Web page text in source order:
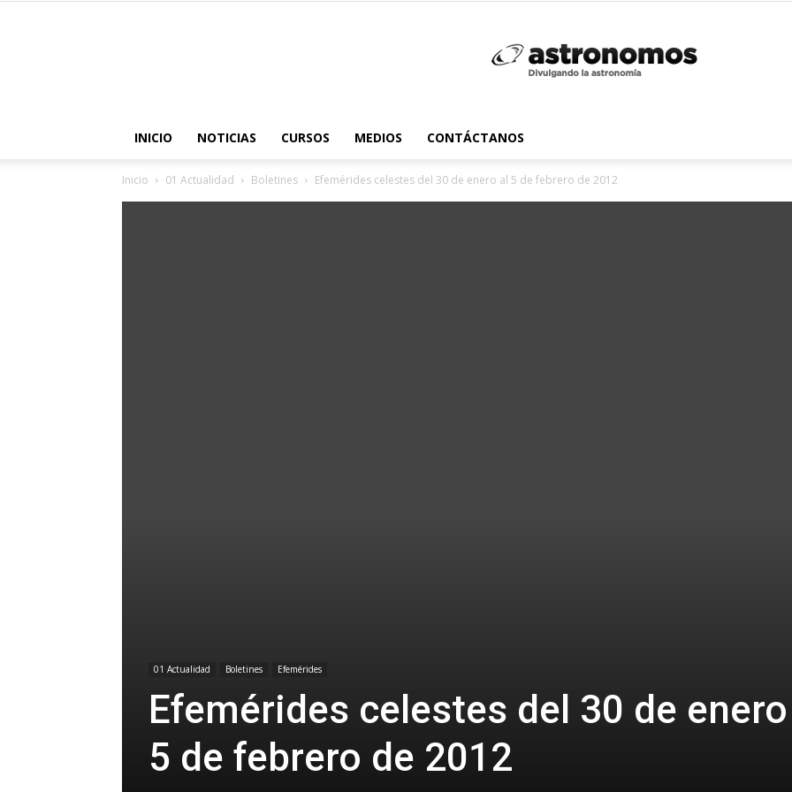
INICIO NOTICIAS CURSOS MEDIOS CONTÁCTANOS
Inicio 01 Actualidad Boletines Efemérides celestes del 30 de enero al 5 de febrero de 2012
01 Actualidad Boletines Efemérides
Efemérides celestes del 30 de
5 de febrero de 2012